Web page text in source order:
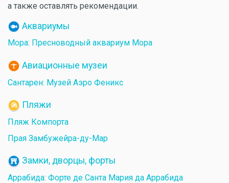
а также оставлять рекомендации.
Аквариумы
Мора: Пресноводный аквариум Мора
Авиационные музеи
Сантарен: Музей Аэро Феникс
Пляжи
Пляж Компорта
Прая Замбужейра-ду-Мар
Замки, дворцы, форты
Аррабида: Форте де Санта Мария да Аррабида